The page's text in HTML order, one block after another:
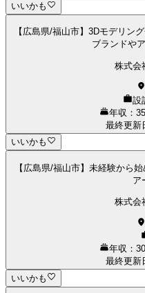
いいかも
【広島県/福山市】3Dモデリン
ブランドや
株式会
設
年収：
最終更新
いいかも
【広島県/福山市】未経験から
ア
株式会
年収：
最終更新
いいかも